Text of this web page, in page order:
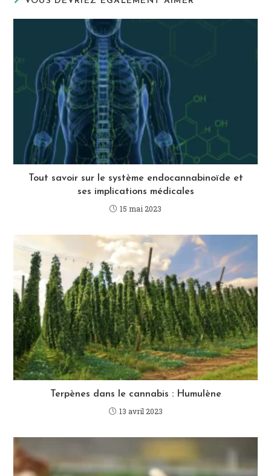
Tout savoir sur le système endocannabinoïde et
ses implications médicales
15 mai 2023
Terpènes dans le cannabis : Humulène
13 avril 2023